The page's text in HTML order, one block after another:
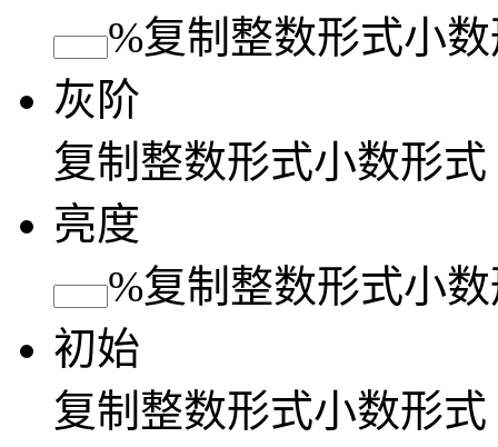
%复制 整数形式小
灰阶
复制 整数形式小数形式
亮度
%复制 整数形式小
初始
复制 整数形式小数形式